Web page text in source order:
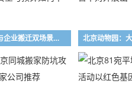
长途搬家与企业搬迁双场景避坑：安全与预算如何平衡？